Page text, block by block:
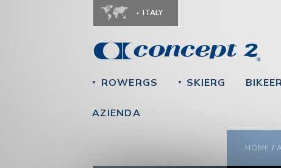
ITALY
▼ ROWERGS ▼ SKIERG
AZIENDA
YOU
HOME /